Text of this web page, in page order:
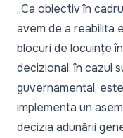
„Ca obiectiv în
avem de a reabilita
blocuri de locuințe
decizional, în cazul
guvernamental,
implementa un
decizia adunării